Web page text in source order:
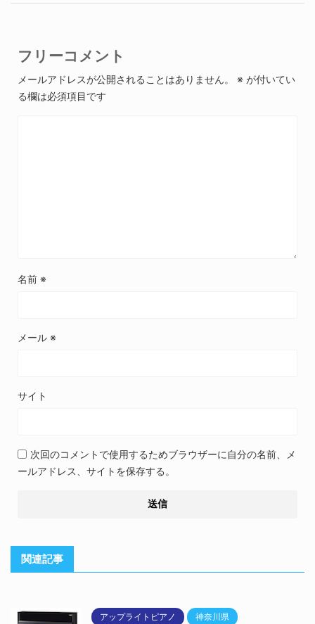
フリーコメント
メールアドレスが公開されることはありません。 ※ が付いてい
る欄は必須項目です
名前 ※
メール ※
サイト
次回のコメントで使用するためブラウザーに自分の名前、メ
ールアドレス、サイトを保存する。
関連記事
アップライトピアノ 神奈川県